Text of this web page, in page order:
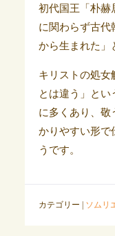
初代国王「朴赫
に関わらず古代
から生まれた」
キリストの処女
とは違う」とい
に多くあり、敬
かりやすい形で
うです。
カテゴリー | ソムリ